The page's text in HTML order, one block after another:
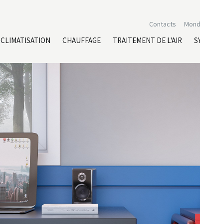
Contacts
CLIMATISATION CHAUFFAGE TRAITEMENT DE L'AIR